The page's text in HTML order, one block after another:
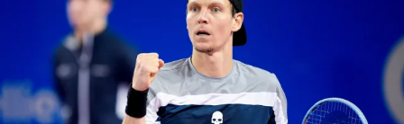
Cyklistika
DALŠÍ SPORTY
Americký fotbal
NEPŘEHLÉDNĚTE